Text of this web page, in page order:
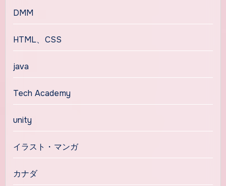
DMM
HTML、CSS
java
Tech Academy
unity
イラスト・マンガ
カナダ